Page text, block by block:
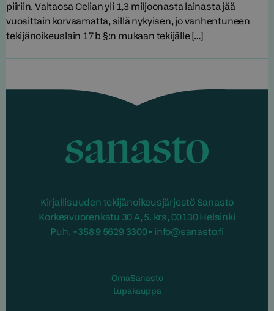
piiriin. Valtaosa Celian yli 1,3 miljoonasta lainasta jää
vuosittain korvaamatta, sillä nykyisen, jo vanhentuneen
tekijänoikeuslain 17 b §:n mukaan tekijälle […]
Kirjallisuuden tekijänoikeusjärjestö Sanasto
Korkeavuorenkatu 30 A, 5. krs, 00130 Helsinki
Puh. +358 9 5629 3300 • info@sanasto.fi
OmaSanasto
Lupakauppa